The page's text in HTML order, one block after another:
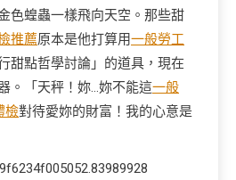
色蝗蟲一樣飛向天空。那些甜
推薦原本是他打算用一般勞工
甜點哲學討論」的道具，現在
。「天秤！妳…妳不能這一般
檢對待愛妳的財富！我的心意是